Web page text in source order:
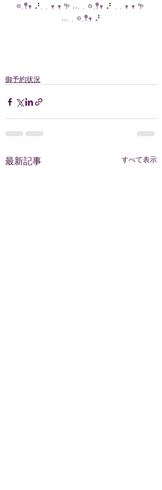
𖡼.𖤣𖥧 ⠜. . 𖥧 𖥧 𖧧 ˒˒. . 𖡼.𖤣𖥧 ⠜ . . 𖥧 𖥧 𖧧
˒˒. . 𖡼.𖤣𖥧 ⠜
御予約状況
最新記事 すべて表示